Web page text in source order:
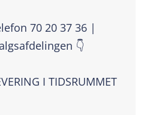
70 20 37 36 |
👇
I TIDSRUMMET